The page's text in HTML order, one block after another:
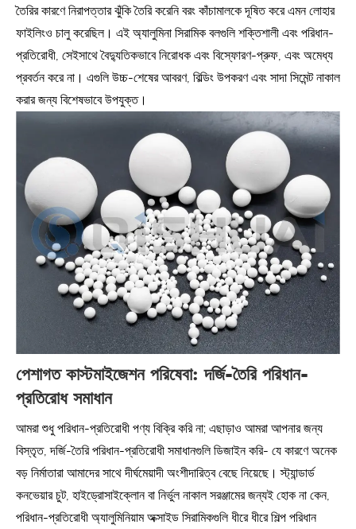
তৈরির কারণে নিরাপত্তার ঝুঁকি তৈরি করেনি বরং কাঁচামালকে দূষিত করে এমন লোহার
ফাইলিংও চালু করেছিল। এই অ্যালুমিনা সিরামিক বলগুলি শক্তিশালী এবং পরিধান-
প্রতিরোধী, সেইসাথে বৈদ্যুতিকভাবে নিরোধক এবং বিস্ফোরণ-প্রুফ, এবং অমেধ্য
প্রবর্তন করে না। এগুলি উচ্চ-শেষের আবরণ, বিল্ডিং উপকরণ এবং সাদা সিমেন্ট নাকাল
করার জন্য বিশেষভাবে উপযুক্ত।
পেশাগত কাস্টমাইজেশন পরিষেবা: দর্জি-তৈরি পরিধান-
প্রতিরোধ সমাধান
আমরা শুধু পরিধান-প্রতিরোধী পণ্য বিক্রি করি না; এছাড়াও আমরা আপনার জন্য
বিস্তৃত, দর্জি-তৈরি পরিধান-প্রতিরোধী সমাধানগুলি ডিজাইন করি- যে কারণে অনেক
বড় নির্মাতারা আমাদের সাথে দীর্ঘমেয়াদী অংশীদারিত্ব বেছে নিয়েছে। স্ট্যান্ডার্ড
কনভেয়ার চুট, হাইড্রোসাইক্লোন বা নির্ভুল নাকাল সরঞ্জামের জন্যই হোক না কেন,
পরিধান-প্রতিরোধী অ্যালুমিনিয়াম অক্সাইড সিরামিকগুলি ধীরে ধীরে শিল্প পরিধান